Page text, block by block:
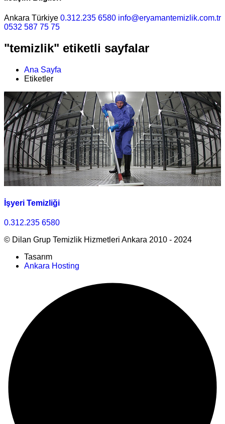
Ankara Türkiye 0.312.235 6580 info@eryamantemizlik.com.tr
0532 587 75 75
"temizlik" etiketli sayfalar
Ana Sayfa
Etiketler
İşyeri Temizliği
0.312.235 6580
© Dilan Grup Temizlik Hizmetleri Ankara 2010 - 2024
Tasarım
Ankara Hosting